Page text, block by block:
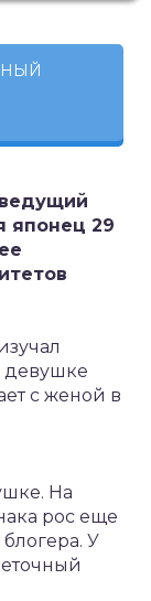
японец 29
девушке
с женой в
На
рос еще
У